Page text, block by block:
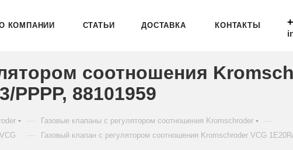
КОМПАНИИ СТАТЬИ ДОСТАВКА КОНТАКТЫ
соотношения
PPPP, 88101959
Газовые клапаны с регулятором соотношения Kromschroder
Газовый клапан с регулятором соотношения Kromschroder VCG